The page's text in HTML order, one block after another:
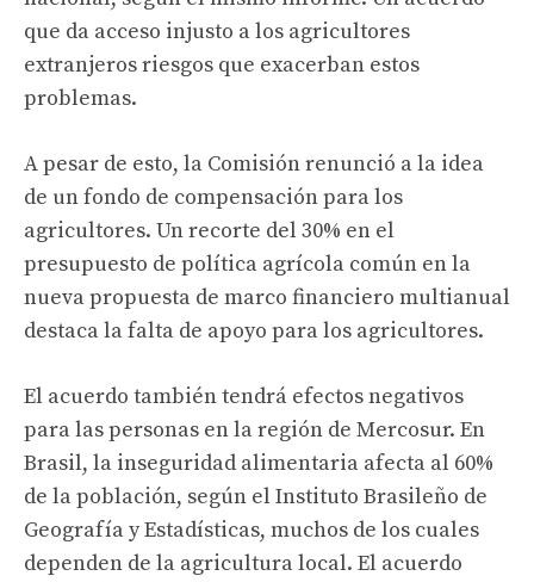
que da acceso injusto a los agricultores
extranjeros riesgos que exacerban estos
problemas.
A pesar de esto, la Comisión renunció a la idea
de un fondo de compensación para los
agricultores. Un recorte del 30% en el
presupuesto de política agrícola común en la
nueva propuesta de marco financiero multianual
destaca la falta de apoyo para los agricultores.
El acuerdo también tendrá efectos negativos
para las personas en la región de Mercosur. En
Brasil, la inseguridad alimentaria afecta al 60%
de la población, según el Instituto Brasileño de
Geografía y Estadísticas, muchos de los cuales
dependen de la agricultura local. El acuerdo